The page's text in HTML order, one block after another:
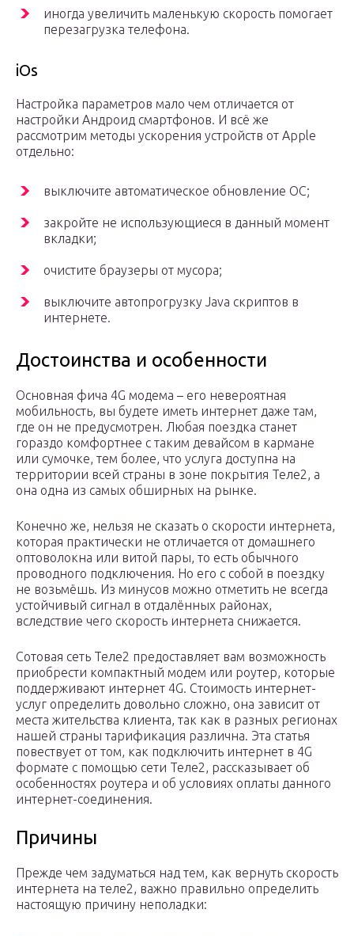
иногда увеличить маленькую скорость помогает
перезагрузка телефона.
iOs
Настройка параметров мало чем отличается от
настройки Андроид смартфонов. И всё же
рассмотрим методы ускорения устройств от Apple
отдельно:
выключите автоматическое обновление ОС;
закройте не использующиеся в данный момент
вкладки;
очистите браузеры от мусора;
выключите автопрогрузку Java скриптов в
интернете.
Достоинства и особенности
Основная фича 4G модема – его невероятная
мобильность, вы будете иметь интернет даже там,
где он не предусмотрен. Любая поездка станет
гораздо комфортнее с таким девайсом в кармане
или сумочке, тем более, что услуга доступна на
территории всей страны в зоне покрытия Теле2, а
она одна из самых обширных на рынке.
Конечно же, нельзя не сказать о скорости интернета,
которая практически не отличается от домашнего
оптоволокна или витой пары, то есть обычного
проводного подключения. Но его с собой в поездку
не возьмёшь. Из минусов можно отметить не всегда
устойчивый сигнал в отдалённых районах,
вследствие чего скорость интернета снижается.
Сотовая сеть Теле2 предоставляет вам возможность
приобрести компактный модем или роутер, которые
поддерживают интернет 4G. Стоимость интернет-
услуг определить довольно сложно, она зависит от
места жительства клиента, так как в разных регионах
нашей страны тарификация различна. Эта статья
повествует от том, как подключить интернет в 4G
формате с помощью сети Теле2, рассказывает об
особенностях роутера и об условиях оплаты данного
интернет-соединения.
Причины
Прежде чем задуматься над тем, как вернуть скорость
интернета на теле2, важно правильно определить
настоящую причину неполадки: